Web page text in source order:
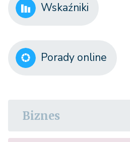
Wskaźniki
Porady online
Biznes